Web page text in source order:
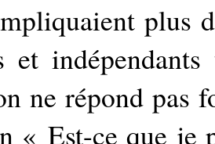
plus
et
ne répond pas
« Est-ce que je